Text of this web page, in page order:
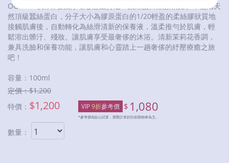
OGUMA專業研發團隊嘔心瀝血打造「柔絲蛋白潔顏精露」，使用天
然頂級蠶絲蛋白，分子大小為膠原蛋白的1/20輕盈的柔絲膠狀質地
接觸肌膚後，自動轉化為絲滑清新的保養液，溫柔推勻於肌膚，輕
鬆溶出髒汙、殘妝。讓肌膚享受最奢侈的沐浴。清新茉莉花香調，
兼具洗臉和保養功能，讓肌膚和心靈踏上一趟奢侈的紓壓療癒之旅
吧！
容量： 100ml
定價：$1,200
特價： $1,200 VIP9折參考價 $ 1,080
*參考價為貼心試算，實際計算折扣依購物車為主。
數量：